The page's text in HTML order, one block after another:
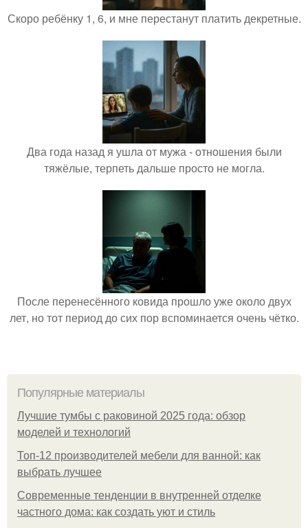
Скоро ребёнку 1, 6, и мне перестанут платить декретные.
Два года назад я ушла от мужа - отношения были
тяжёлые, терпеть дальше просто не могла.
После перенесённого ковида прошло уже около двух
лет, но тот период до сих пор вспоминается очень чётко.
Популярные материалы
Лучшие тумбы с раковиной 2025 года: обзор
моделей и технологий
Топ-12 производителей мебели для ванной: как
выбрать лучшее
Современные тенденции в внутренней отделке
частного дома: как создать уют и стиль